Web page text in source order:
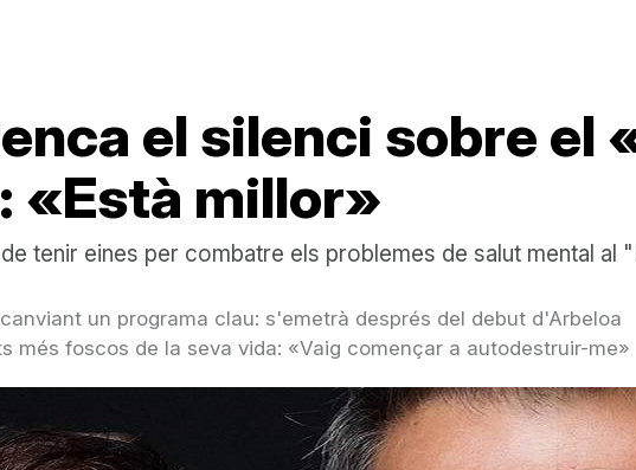
el silenci sobre el
«Està millor»
tenir eines per combatre els problemes de salut mental al
un programa clau: s'emetrà després del debut d'Arbeloa
més foscos de la seva vida: «Vaig començar a autodestruir-me»